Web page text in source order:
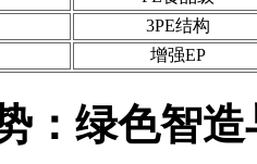
3PE结构
增强EP
：绿色智